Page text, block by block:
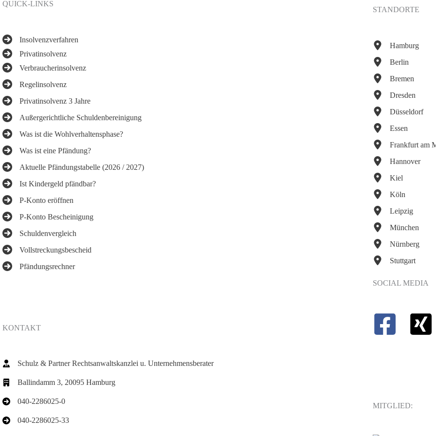
QUICK-LINKS
Insolvenzverfahren
Privatinsolvenz
Verbraucherinsolvenz
Regelinsolvenz
Privatinsolvenz 3 Jahre
Außergerichtliche Schuldenbereinigung
Was ist die Wohlverhaltensphase?
Was ist eine Pfändung?
Aktuelle Pfändungstabelle (2026 / 2027)
Ist Kindergeld pfändbar?
P-Konto eröffnen
P-Konto Bescheinigung
Schuldenvergleich
Vollstreckungsbescheid
Pfändungsrechner
STANDORTE
Hamburg
Berlin
Bremen
Dresden
Düsseldorf
Essen
Frankfurt am
Hannover
Kiel
Köln
Leipzig
München
Nürnberg
Stuttgart
KONTAKT
Schulz & Partner Rechtsanwaltskanzlei u. Unternehmensberater
Ballindamm 3, 20095 Hamburg
040-2286025-0
040-2286025-33
SOCIAL MEDIA
MITGLIED: